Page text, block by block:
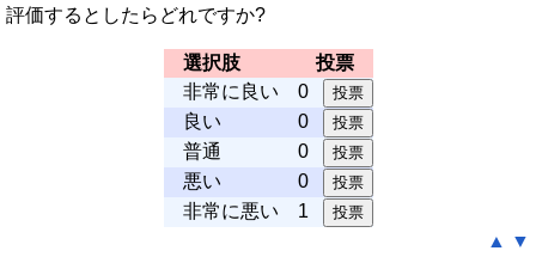
評価するとしたらどれですか?
選択肢
投票
非常に良い
0
良い
0
普通
0
悪い
0
非常に悪い
1
▲
▼